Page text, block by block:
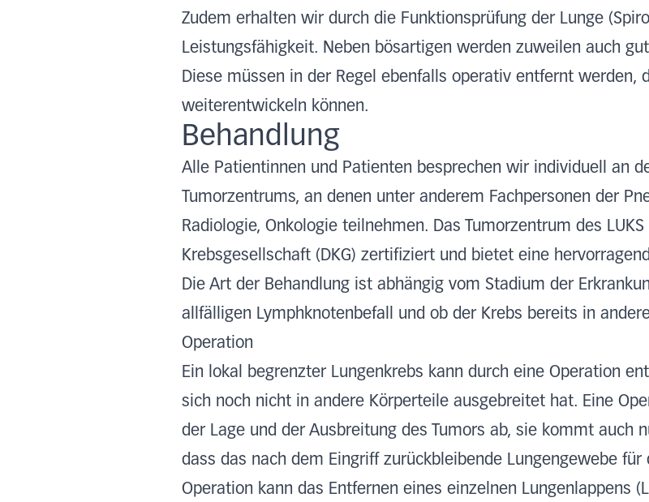
Zudem erhalten wir durch die Funktionsprüfung der Lunge
Leistungsfähigkeit. Neben bösartigen werden zuweilen auch
Diese müssen in der Regel ebenfalls operativ entfernt werden,
weiterentwickeln können.
Behandlung
Alle Patientinnen und Patienten besprechen wir individuell an
Tumorzentrums, an denen unter anderem Fachpersonen der
Radiologie, Onkologie teilnehmen. Das Tumorzentrum des
Krebsgesellschaft (DKG) zertifiziert und bietet eine
Die Art der Behandlung ist abhängig vom Stadium der
allfälligen Lymphknotenbefall und ob der Krebs bereits in
Operation
Ein lokal begrenzter Lungenkrebs kann durch eine Operation
sich noch nicht in andere Körperteile ausgebreitet hat. Eine
der Lage und der Ausbreitung des Tumors ab, sie kommt auch
dass das nach dem Eingriff zurückbleibende Lungengewebe
Operation kann das Entfernen eines einzelnen Lungenlappens